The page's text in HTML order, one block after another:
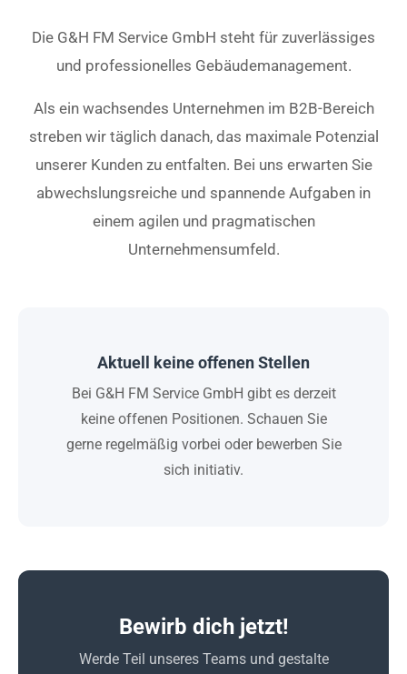
Die G&H FM Service GmbH steht für zuverlässiges
und professionelles Gebäudemanagement.
Als ein wachsendes Unternehmen im B2B-Bereich
streben wir täglich danach, das maximale Potenzial
unserer Kunden zu entfalten. Bei uns erwarten Sie
abwechslungsreiche und spannende Aufgaben in
einem agilen und pragmatischen
Unternehmensumfeld.
Aktuell keine offenen Stellen
Bei G&H FM Service GmbH gibt es derzeit
keine offenen Positionen. Schauen Sie
gerne regelmäßig vorbei oder bewerben Sie
sich initiativ.
Bewirb dich jetzt!
Werde Teil unseres Teams und gestalte